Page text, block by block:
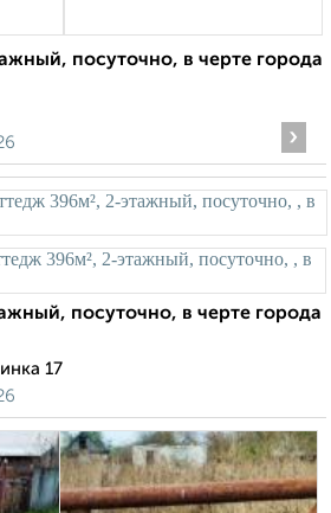
посуточно, в черте города
›
посуточно, в черте города
17